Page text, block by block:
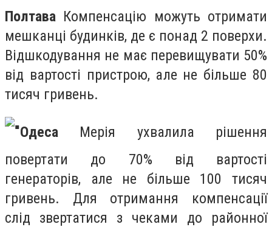
Полтава Компенсацію можуть отримати
мешканці будинків, де є понад 2 поверхи.
Відшкодування не має перевищувати 50%
від вартості пристрою, але не більше 80
тисяч гривень.
Одеса Мерія ухвалила рішення
повертати до 70% від вартості
генераторів, але не більше 100 тисяч
гривень. Для отримання компенсації
слід звертатися з чеками до районної